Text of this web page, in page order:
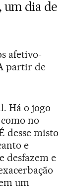
um dia de
afetivo-
partir de
Há o jogo
no
desse misto
e
desfazem e
um